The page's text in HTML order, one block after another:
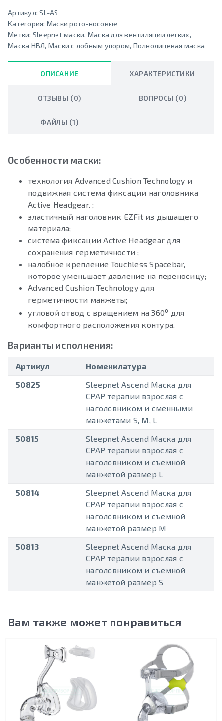
Артикул:SL-AS
Категория: Маски рото-носовые
Метки: Sleepnet маски, Маска для вентиляции легких,
Маска НВЛ, Маски с лобным упором, Полнолицевая маска
ОПИСАНИЕ ХАРАКТЕРИСТИКИ
ОТЗЫВЫ (0) ВОПРОСЫ (0)
ФАЙЛЫ (1)
Особенности маски:
технология Advanced Cushion Technology и
подвижная система фиксации наголовника
Active Headgear. ;
эластичный наголовник EZFit из дышащего
материала;
система фиксации Active Headgear для
сохранения герметичности ;
налобное крепление Touchless Spacebar,
которое уменьшает давление на переносицу;
Advanced Cushion Technology для
герметичности манжеты;
угловой отвод с вращением на 360о для
комфортного расположения контура.
Варианты исполнения:
Артикул
Номенклатура
50825
Sleepnet Ascend Маска для
CPAP терапии взрослая c
наголовником и сменными
манжетами S, M, L
50815
Sleepnet Ascend Маска для
CPAP терапии взрослая c
наголовником и съемной
манжетой размер L
50814
Sleepnet Ascend Маска для
CPAP терапии взрослая c
наголовником и съемной
манжетой размер M
50813
Sleepnet Ascend Маска для
CPAP терапии взрослая c
наголовником и съемной
манжетой размер S
Вам также может понравиться